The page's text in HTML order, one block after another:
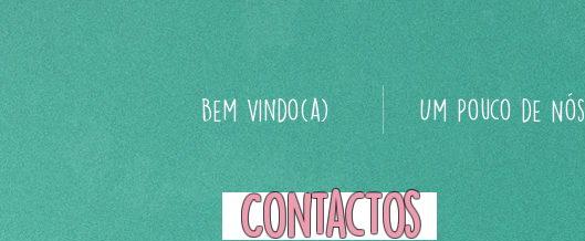
Bem Vindo(a) Um Pouco de Nós
Contactos